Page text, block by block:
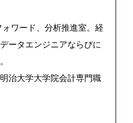
ワード、分析推進室。経
ータエンジニアならびに
治大学大学院会計専門職